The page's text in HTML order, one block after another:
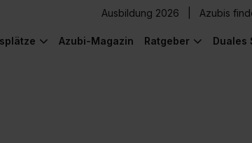
Ausbildung 2026 Azubis
Azubi-Magazin Ratgeber Duales